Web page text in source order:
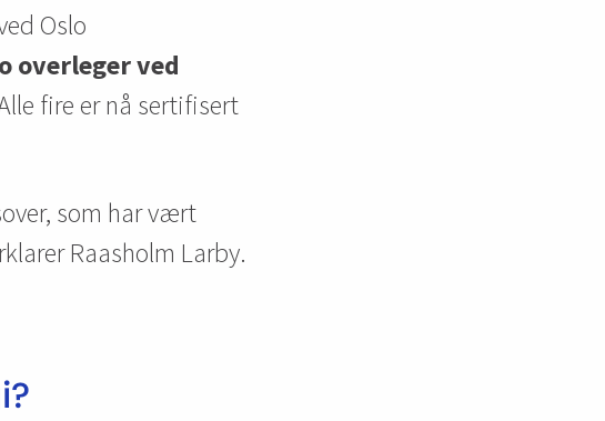
Oslo
overleger ved
fire er nå sertifisert
som har vært
Raasholm Larby.